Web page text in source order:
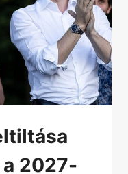
2027-